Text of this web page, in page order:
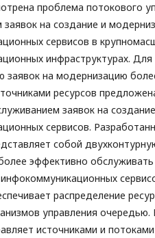
проблема потокового
на создание и
сервисов в
инфраструктурах. Для
заявок на модернизацию
ресурсов
заявок на
сервисов.
собой
эффективно обслуживать
распределение
управления очередью.
источниками и